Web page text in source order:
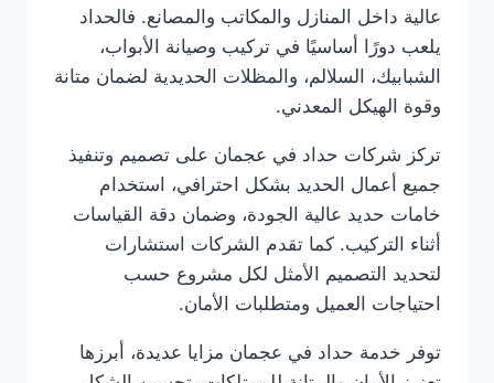
عالية داخل المنازل والمكاتب والمصانع. فالحداد
يلعب دورًا أساسيًا في تركيب وصيانة الأبواب،
الشبابيك، السلالم، والمظلات الحديدية لضمان متانة
وقوة الهيكل المعدني.
تركز شركات حداد في عجمان على تصميم وتنفيذ
جميع أعمال الحديد بشكل احترافي، استخدام
خامات حديد عالية الجودة، وضمان دقة القياسات
أثناء التركيب. كما تقدم الشركات استشارات
لتحديد التصميم الأمثل لكل مشروع حسب
احتياجات العميل ومتطلبات الأمان.
توفر خدمة حداد في عجمان مزايا عديدة، أبرزها